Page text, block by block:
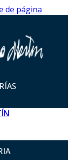
de página